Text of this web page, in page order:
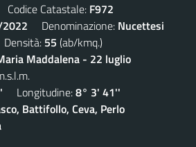
Codice Catastale: F972
Denominazione: Nucettesi
55 (ab/kmq.)
Maddalena - 22 luglio
Longitudine:8° 3' 41''
Battifollo, Ceva, Perlo